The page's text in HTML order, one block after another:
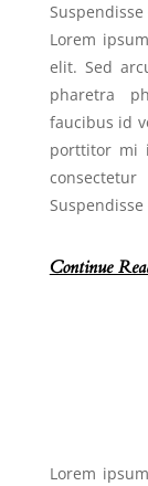
Lorem
elit. Sed
pharetra
faucibus id
porttitor mi
Continue
Lorem